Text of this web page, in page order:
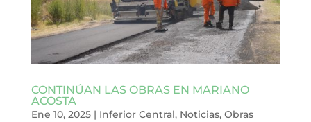
CONTINÚAN LAS OBRAS EN MARIANO
ACOSTA
Ene 10, 2025| Inferior Central, Noticias, Obras